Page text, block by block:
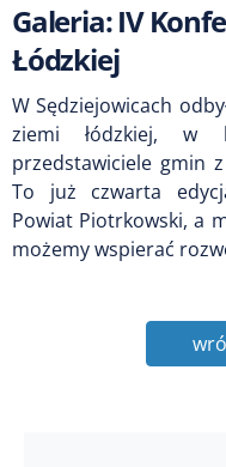
Galeria: IV
Łódzkiej
W Sędziejowicach
ziemi łódzkiej, w
przedstawiciele gmin
To już czwarta
Powiat Piotrkowski, a
możemy wspierać